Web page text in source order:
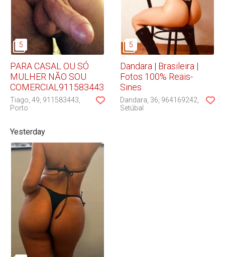
PARA CASAL OU SÓ
MULHER NÃO SOU
COMERCIAL911583443
Tiago 49 911583443
Porto
Dandara | Brasileira |
Fotos 100% Reais-
Sines
Dandara 36 964169242
Setúbal
Yesterday